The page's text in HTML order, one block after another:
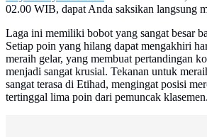
02.00 WIB, dapat Anda saksikan langsung
Laga ini memiliki bobot yang sangat besar
Setiap poin yang hilang dapat mengakhiri
meraih gelar, yang membuat pertandingan
menjadi sangat krusial. Tekanan untuk
sangat terasa di Etihad, mengingat posisi
tertinggal lima poin dari pemuncak klasemen.